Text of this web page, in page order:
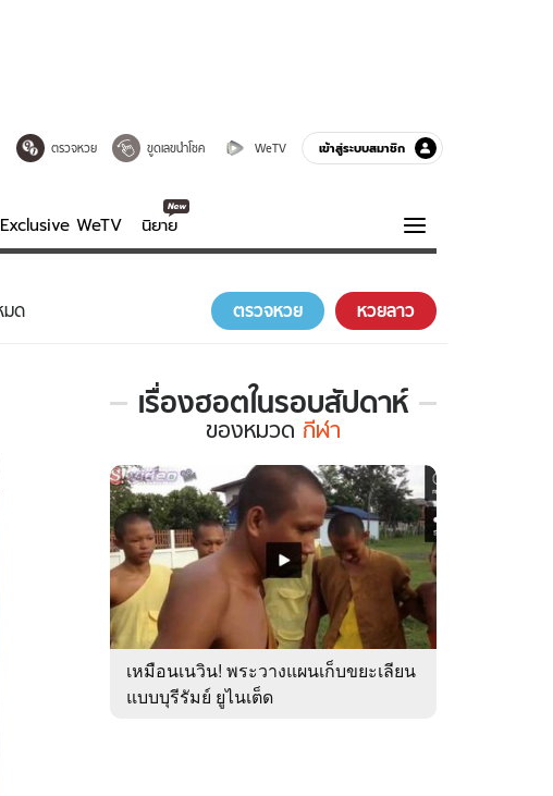
ตรวจหวย ขูดเลขนำโชค WeTV เข้าสู่ระบบสมาชิก
Exclusive WeTV นิยาย
ทิงครบรส
แคสต์
ความรู้รอบตัว
ฮาวทู
มด ตรวจหวย หวยลาว
เรื่องฮอตในรอบสัปดาห์
เรื่อง
ใน
รอบ
สัปดาห์
ของ
หมวด
กีฬา
ของหมวด กีฬา
เหมือนเนวิน! พระวางแผนเก็บขยะเลียน
แบบบุรีรัมย์ ยูไนเต็ด